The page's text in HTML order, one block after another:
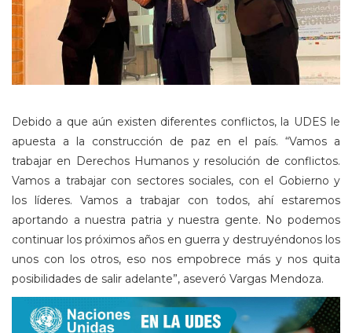
Debido a que aún existen diferentes conflictos, la UDES le
apuesta a la construcción de paz en el país. “Vamos a
trabajar en Derechos Humanos y resolución de conflictos.
Vamos a trabajar con sectores sociales, con el Gobierno y
los líderes. Vamos a trabajar con todos, ahí estaremos
aportando a nuestra patria y nuestra gente. No podemos
continuar los próximos años en guerra y destruyéndonos los
unos con los otros, eso nos empobrece más y nos quita
posibilidades de salir adelante”, aseveró Vargas Mendoza.